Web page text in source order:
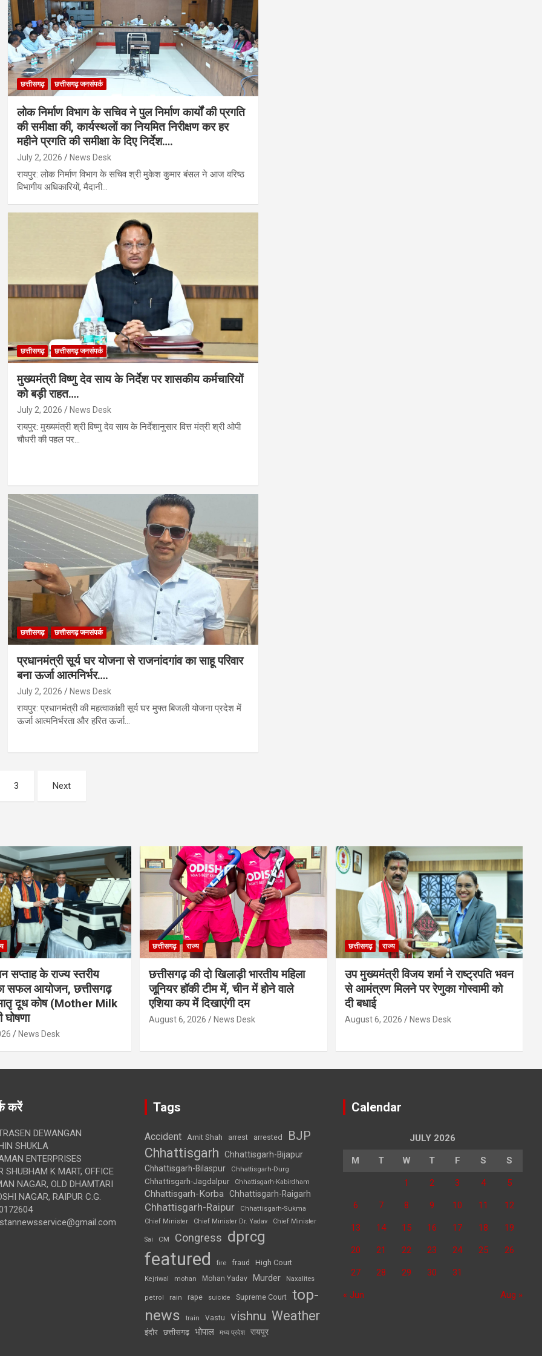
छत्तीसगढ़ छत्तीसगढ़ जनसंपर्क
लोक निर्माण विभाग के सचिव ने पुल निर्माण कार्यों की प्रगति
की समीक्षा की, कार्यस्थलों का नियमित निरीक्षण कर हर
महीने प्रगति की समीक्षा के दिए निर्देश….
July 2, 2026 News Desk
रायपुर: लोक निर्माण विभाग के सचिव श्री मुकेश कुमार बंसल ने आज वरिष्ठ
विभागीय अधिकारियों, मैदानी…
छत्तीसगढ़ छत्तीसगढ़ जनसंपर्क
मुख्यमंत्री विष्णु देव साय के निर्देश पर शासकीय कर्मचारियों
को बड़ी राहत….
July 2, 2026 News Desk
रायपुर: मुख्यमंत्री श्री विष्णु देव साय के निर्देशानुसार वित्त मंत्री श्री ओपी
चौधरी की पहल पर…
छत्तीसगढ़ छत्तीसगढ़ जनसंपर्क
प्रधानमंत्री सूर्य घर योजना से राजनांदगांव का साहू परिवार
बना ऊर्जा आत्मनिर्भर….
July 2, 2026 News Desk
रायपुर: प्रधानमंत्री की महत्वाकांक्षी सूर्य घर मुफ्त बिजली योजना प्रदेश में
ऊर्जा आत्मनिर्भरता और हरित ऊर्जा…
3 Next
सप्ताह के राज्य स्तरीय
सफल आयोजन, छत्तीसगढ़
दूध कोष (Mother Milk
News Desk
छत्तीसगढ़ राज्य
छत्तीसगढ़ की दो खिलाड़ी भारतीय महिला
जूनियर हॉकी टीम में, चीन में होने वाले
एशिया कप में दिखाएंगी दम
August 6, 2026 News Desk
छत्तीसगढ़ राज्य
उप मुख्यमंत्री विजय शर्मा ने राष्ट्रपति भवन
से आमंत्रण मिलने पर रेणुका गोस्वामी को
दी बधाई
August 6, 2026 News Desk
करें
DEWANGAN
SHUKLA
ENTERPRISES
SHUBHAM K MART, OFFICE
NAGAR, OLD DHAMTARI
NAGAR, RAIPUR C.G.
Tags
Accident Amit Shah arrest arrested BJP
Chhattisgarh
Chhattisgarh-Bijapur
Chhattisgarh-Bilaspur
Chhattisgarh-Durg
Chhattisgarh-Jagdalpur Chhattisgarh-Kabirdham
Chhattisgarh-Korba Chhattisgarh-Raigarh
Chhattisgarh-Raipur
Chhattisgarh-Sukma
Chief Minister
Chief Minister Dr. Yadav Chief Minister
Sai CM Congress dprcg
featured fire fraud High Court
Kejriwal mohan Mohan Yadav Murder Naxalites
petrol rain rape suicide Supreme Court top-
news
train Vastu vishnu Weather
इंदौर छत्तीसगढ़ भोपाल मध्य प्रदेश रायपुर
Calendar
JULY 2026
M T W T F S S
1 2 3 4 5
6 7 8 9 10 11 12
13 14 15 16 17 18 19
20 21 22 23 24 25 26
27 28 29 30 31
« Jun Aug »